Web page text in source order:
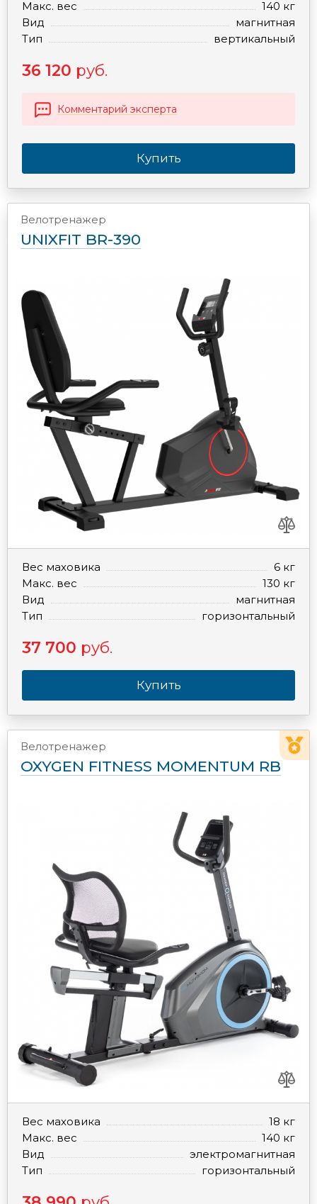
Макс. вес
140 кг
Вид
магнитная
Тип
вертикальный
36 120 руб.
Комментарий эксперта
Купить
Велотренажер
UNIXFIT BR-390
Вес маховика
6 кг
Макс. вес
130 кг
Вид
магнитная
Тип
горизонтальный
37 700 руб.
Купить
Велотренажер
OXYGEN FITNESS MOMENTUM RB
Вес маховика
18 кг
Макс. вес
140 кг
Вид
электромагнитная
Тип
горизонтальный